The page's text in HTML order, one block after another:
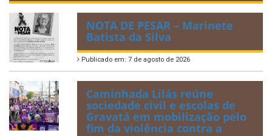
NOTA DE PESAR – Marinete
Batista da Silva
Publicado em: 7 de agosto de 2026
Caminhada Lilás reúne
sociedade civil e escolas de
Gravatá em mobilização pelo
fim da violência contra a